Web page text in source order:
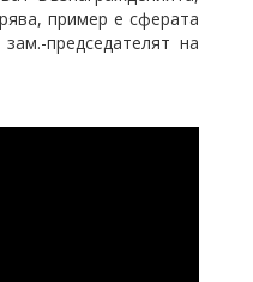
пример е сферата
председателят на